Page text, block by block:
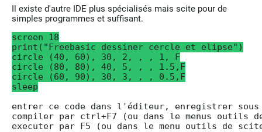
Il existe d'autre IDE plus spécialisés mais scite pour de
simples programmes et suffisant.
screen 18
print("Freebasic dessiner cercle et elipse")
circle (40, 60), 30, 2, , , 1, F
circle (80, 80), 40, 5, , , 1.5,F
circle (60, 90), 30, 3, , , 0.5,F
sleep
entrer ce code dans l'éditeur, enregistrer sous
compiler par ctrl+F7 (ou dans le menus outils
executer par F5 (ou dans le menu outils de